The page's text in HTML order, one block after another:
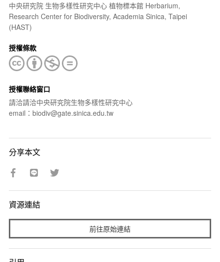
中央研究院 生物多樣性研究中心 植物標本館 Herbarium,
Research Center for Biodiversity, Academia Sinica, Taipei
(HAST)
授權條款
授權聯絡窗口
請洽請洽中央研究院生物多樣性研究中心
email：biodiv@gate.sinica.edu.tw
分享本文
資源連結
前往原始連結